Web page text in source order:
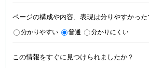
ページの構成や内容、表現は分りやすかった
分かりやすい 普通 分かりにくい
この情報をすぐに見つけられましたか？